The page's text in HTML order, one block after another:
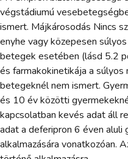
végstádiumú
ismert. Májkárosodás Nincs
enyhe vagy közepesen
betegek esetében (lásd 5.2
és farmakokinetikája a
betegeknél nem ismert.
és 10 év közötti
kapcsolatban kevés adat áll
adat a deferipron 6 éven
alkalmazására vonatkozóan.